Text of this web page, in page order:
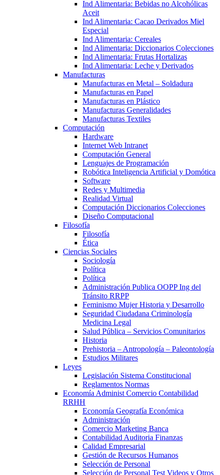
Ind Alimentaria: Bebidas no Alcohólicas
Aceit
Ind Alimentaria: Cacao Derivados Miel
Especial
Ind Alimentaria: Cereales
Ind Alimentaria: Diccionarios Colecciones
Ind Alimentaria: Frutas Hortalizas
Ind Alimentaria: Leche y Derivados
Manufacturas
Manufacturas en Metal – Soldadura
Manufacturas en Papel
Manufacturas en Plástico
Manufacturas Generalidades
Manufacturas Textiles
Computación
Hardware
Internet Web Intranet
Computación General
Lenguajes de Programación
Robótica Inteligencia Artificial y Domótica
Software
Redes y Multimedia
Realidad Virtual
Computación Diccionarios Colecciones
Diseño Computacional
Filosofía
Filosofía
Ética
Ciencias Sociales
Sociología
Política
Política
Administración Publica OOPP Ing del
Tránsito RRPP
Feminismo Mujer Historia y Desarrollo
Seguridad Ciudadana Criminología
Medicina Legal
Salud Pública – Servicios Comunitarios
Historia
Prehistoria – Antropología – Paleontología
Estudios Militares
Leyes
Legislación Sistema Constitucional
Reglamentos Normas
Economía Administ Comercio Contabilidad
RRHH
Economía Geografía Económica
Administración
Comercio Marketing Banca
Contabilidad Auditoria Finanzas
Calidad Empresarial
Gestión de Recursos Humanos
Selección de Personal
Selección de Personal Test Videos y Otros